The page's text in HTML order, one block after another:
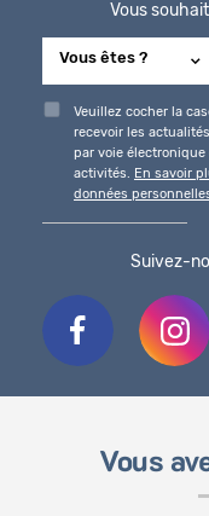
Vous
Veuillez cocher la
recevoir les
par voie
activités.
En savoir
données
Suivez-
Vous